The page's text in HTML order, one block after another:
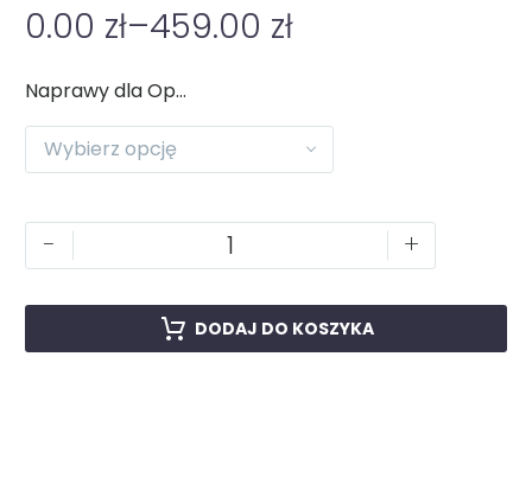
0.00 zł–459.00 zł
Naprawy dla Oppo
Wybierz opcję
- +
DODAJ DO KOSZYKA